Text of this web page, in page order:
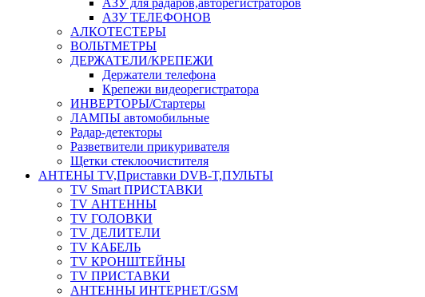
АЗУ для радаров,авторегистраторов
АЗУ ТЕЛЕФОНОВ
АЛКОТЕСТЕРЫ
ВОЛЬТМЕТРЫ
ДЕРЖАТЕЛИ/КРЕПЕЖИ
Держатели телефона
Крепежи видеорегистратора
ИНВЕРТОРЫ/Стартеры
ЛАМПЫ автомобильные
Радар-детекторы
Разветвители прикуривателя
Щетки стеклоочистителя
АНТЕНЫ ТV,Приставки DVB-T,ПУЛЬТЫ
TV Smart ПРИСТАВКИ
TV АНТЕННЫ
TV ГОЛОВКИ
TV ДЕЛИТЕЛИ
TV КАБЕЛЬ
TV КРОНШТЕЙНЫ
TV ПРИСТАВКИ
АНТЕННЫ ИНТЕРНЕТ/GSM